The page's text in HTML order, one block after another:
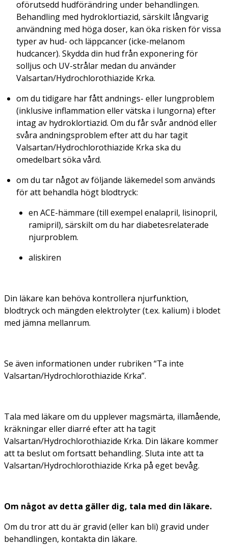
oförutsedd hudförändring under behandlingen.
Behandling med hydroklortiazid, särskilt långvarig
användning med höga doser, kan öka risken för vissa
typer av hud- och läppcancer (icke-melanom
hudcancer). Skydda din hud från exponering för
solljus och UV-strålar medan du använder
Valsartan/Hydrochlorothiazide Krka.
om du tidigare har fått andnings- eller lungproblem
(inklusive inflammation eller vätska i lungorna) efter
intag av hydroklortiazid. Om du får svår andnöd eller
svåra andningsproblem efter att du har tagit
Valsartan/Hydrochlorothiazide Krka ska du
omedelbart söka vård.
om du tar något av följande läkemedel som används
för att behandla högt blodtryck:
en ACE-hämmare (till exempel enalapril, lisinopril,
ramipril), särskilt om du har diabetesrelaterade
njurproblem.
aliskiren
Din läkare kan behöva kontrollera njurfunktion,
blodtryck och mängden elektrolyter (t.ex. kalium) i blodet
med jämna mellanrum.
Se även informationen under rubriken “Ta inte
Valsartan/Hydrochlorothiazide Krka”.
Tala med läkare om du upplever magsmärta, illamående,
kräkningar eller diarré efter att ha tagit
Valsartan/Hydrochlorothiazide Krka. Din läkare kommer
att ta beslut om fortsatt behandling. Sluta inte att ta
Valsartan/Hydrochlorothiazide Krka på eget bevåg.
Om något av detta gäller dig, tala med din läkare.
Om du tror att du är gravid (eller kan bli) gravid under
behandlingen, kontakta din läkare.